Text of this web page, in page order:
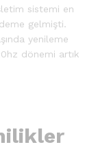
sistemi en
gelmişti.
yenileme
dönemi artık